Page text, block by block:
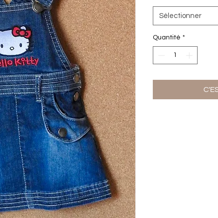
Sélectionner
Quantité *